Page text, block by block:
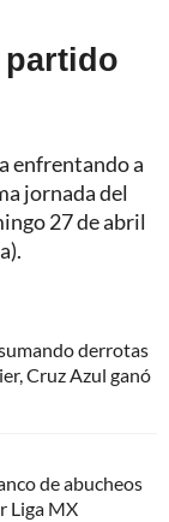
partido
enfrentando a
jornada del
27 de abril
derrotas
Cruz Azul ganó
de abucheos
Liga MX